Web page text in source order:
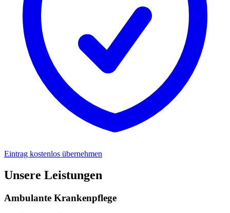
Eintrag kostenlos übernehmen
Unsere Leistungen
Ambulante Krankenpflege